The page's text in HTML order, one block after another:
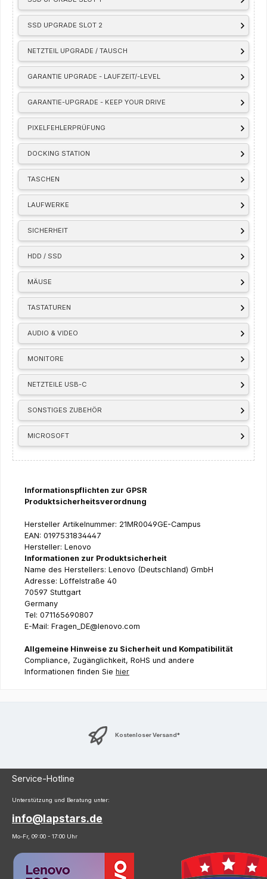
SSD UPGRADE SLOT 2
NETZTEIL UPGRADE / TAUSCH
GARANTIE UPGRADE - LAUFZEIT/-LEVEL
GARANTIE-UPGRADE - KEEP YOUR DRIVE
PIXELFEHLERPRÜFUNG
DOCKING STATION
TASCHEN
LAUFWERKE
SICHERHEIT
HDD / SSD
MÄUSE
TASTATUREN
AUDIO & VIDEO
MONITORE
NETZTEILE USB-C
SONSTIGES ZUBEHÖR
MICROSOFT
Informationspflichten zur GPSR
Produktsicherheitsverordnung
Hersteller Artikelnummer: 21MR0049GE-Campus
EAN: 0197531834447
Hersteller: Lenovo
Informationen zur Produktsicherheit
Name des Herstellers: Lenovo (Deutschland) GmbH
Adresse: Löffelstraße 40
70597 Stuttgart
Germany
Tel: 071165690807
E-Mail: Fragen_DE@lenovo.com
Allgemeine Hinweise zu Sicherheit und Kompatibilität
Compliance, Zugänglichkeit, RoHS und andere
Informationen finden Sie hier
Kostenloser Versand*
Service-Hotline
Unterstützung und Beratung unter:
info@lapstars.de
Mo-Fr, 09:00 - 17:00 Uhr